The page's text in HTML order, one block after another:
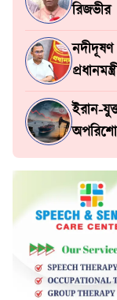
রিজভীর
নদীদূষণ
ইরান-